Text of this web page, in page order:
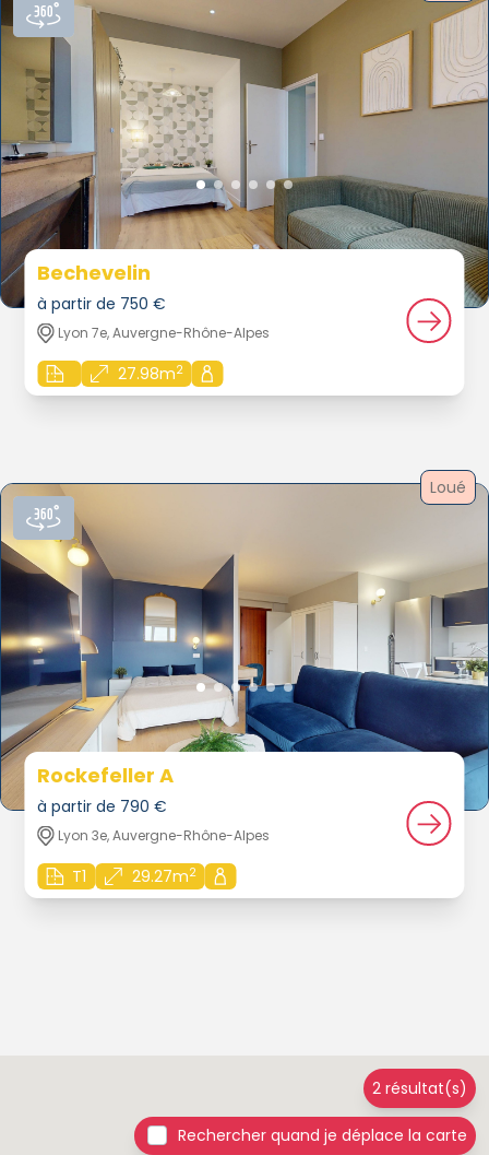
Bechevelin
à partir de 750 €
Lyon 7e, Auvergne-Rhône-Alpes
27.98m2
Loué
Rockefeller A
à partir de 790 €
Lyon 3e, Auvergne-Rhône-Alpes
T1 29.27m2
2 résultat(s)
Rechercher quand je déplace la carte